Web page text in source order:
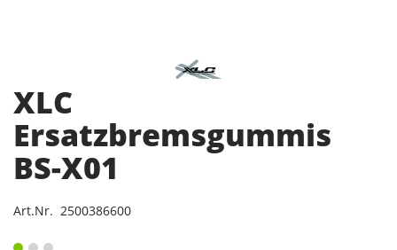
XLC
Ersatzbremsgummis
BS-X01
Art.Nr. 2500386600